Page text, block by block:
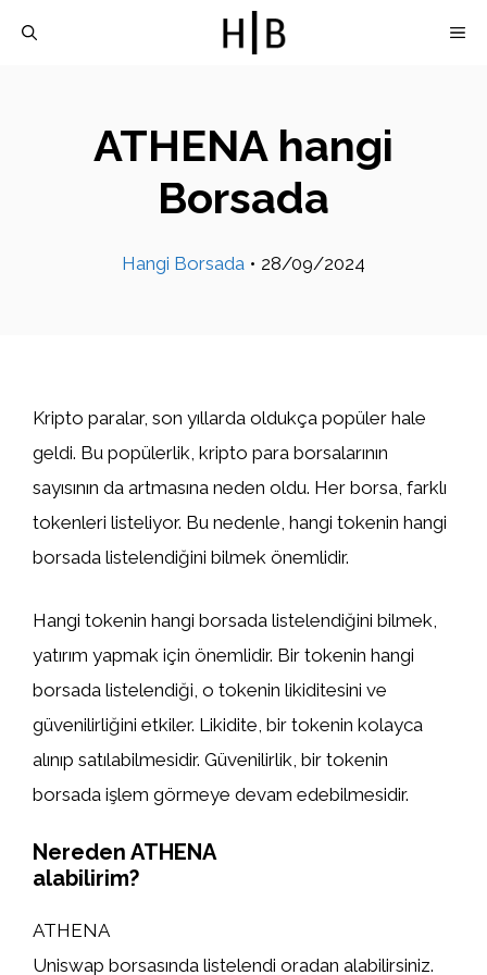
ATHENA hangi
Borsada
Hangi Borsada • 28/09/2024
Kripto paralar, son yıllarda oldukça popüler hale
geldi. Bu popülerlik, kripto para borsalarının
sayısının da artmasına neden oldu. Her borsa, farklı
tokenleri listeliyor. Bu nedenle, hangi tokenin hangi
borsada listelendiğini bilmek önemlidir.
Hangi tokenin hangi borsada listelendiğini bilmek,
yatırım yapmak için önemlidir. Bir tokenin hangi
borsada listelendiği, o tokenin likiditesini ve
güvenilirliğini etkiler. Likidite, bir tokenin kolayca
alınıp satılabilmesidir. Güvenilirlik, bir tokenin
borsada işlem görmeye devam edebilmesidir.
Nereden ATHENA
alabilirim?
ATHENA
Uniswap borsasında listelendi oradan alabilirsiniz.